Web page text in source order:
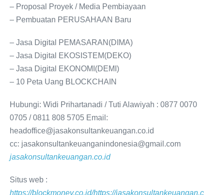
– Proposal Proyek / Media Pembiayaan
– Pembuatan PERUSAHAAN Baru
– Jasa Digital PEMASARAN(DIMA)
– Jasa Digital EKOSISTEM(DEKO)
– Jasa Digital EKONOMI(DEMI)
– 10 Peta Uang BLOCKCHAIN
Hubungi: Widi Prihartanadi / Tuti Alawiyah : 0877 0070
0705 / 0811 808 5705 Email:
headoffice@jasakonsultankeuangan.co.id
cc: jasakonsultankeuanganindonesia@gmail.com
jasakonsultankeuangan.co.id
Situs web :
https://blockmoney.co.id/https://jasakonsultankeuangan.c